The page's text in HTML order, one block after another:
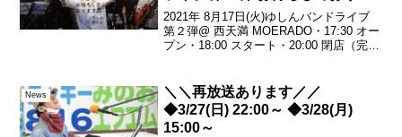
す♪
2021年 8月17日(火)ゆしんバンドライブ
第２弾@ 西天満 MOERADO・17:30 オー
プン・18:00 スタート・20:00 閉店（完全
時に 1ドリンク...
News
＼＼再放送あります／／
◆3/27(日) 22:00～ ◆3/28(月)
15:00～